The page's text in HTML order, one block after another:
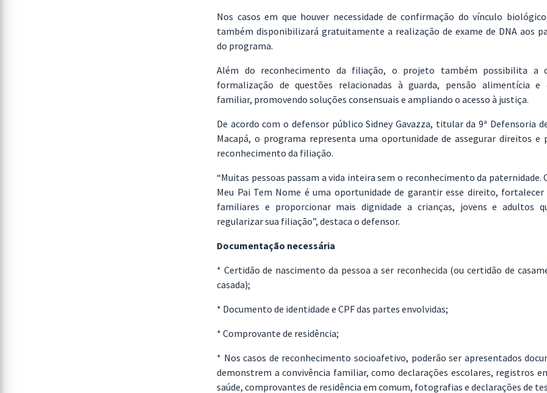
Nos casos em que houver necessidade de confirmação do vínculo
também disponibilizará gratuitamente a realização de exame de DNA aos
do programa.
Além do reconhecimento da filiação, o projeto também possibilita a
formalização de questões relacionadas à guarda, pensão alimentícia e
familiar, promovendo soluções consensuais e ampliando o acesso à justiça.
De acordo com o defensor público Sidney Gavazza, titular da 9ª Defensoria
Macapá, o programa representa uma oportunidade de assegurar direitos e
reconhecimento da filiação.
“Muitas pessoas passam a vida inteira sem o reconhecimento da paternidade.
Meu Pai Tem Nome é uma oportunidade de garantir esse direito, fortalecer
familiares e proporcionar mais dignidade a crianças, jovens e adultos
regularizar sua filiação”, destaca o defensor.
Documentação necessária
* Certidão de nascimento da pessoa a ser reconhecida (ou certidão de
casada);
* Documento de identidade e CPF das partes envolvidas;
* Comprovante de residência;
* Nos casos de reconhecimento socioafetivo, poderão ser apresentados
demonstrem a convivência familiar, como declarações escolares, registros
saúde, comprovantes de residência em comum, fotografias e declarações de